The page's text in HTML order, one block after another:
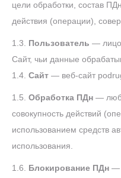
цели обработки, состав
действия (операции),
1.3. Пользователь —
Сайт, чьи данные
1.4. Сайт — веб-сайт
1.5. Обработка ПДн —
совокупность действий
использованием средств
использования.
1.6. Блокирование ПДн —